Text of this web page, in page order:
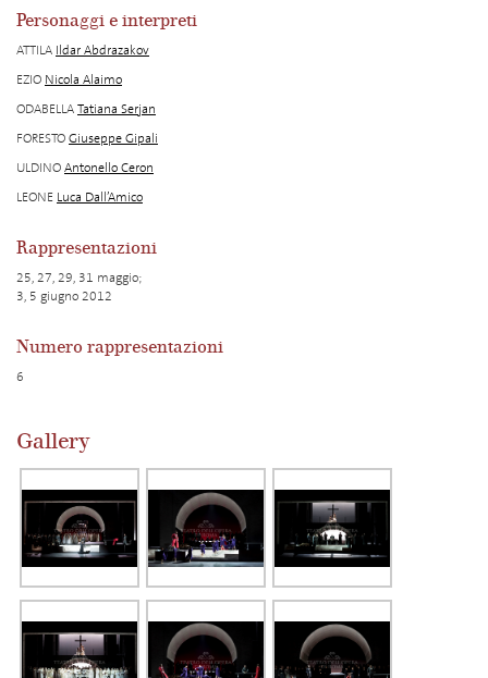
Personaggi e interpreti
ATTILA Ildar Abdrazakov
EZIO Nicola Alaimo
ODABELLATatiana Serjan
FORESTOGiuseppe Gipali
ULDINOAntonello Ceron
LEONE Luca Dall’Amico
Rappresentazioni
25, 27, 29, 31 maggio;
3, 5 giugno 2012
Numero rappresentazioni
6
Gallery